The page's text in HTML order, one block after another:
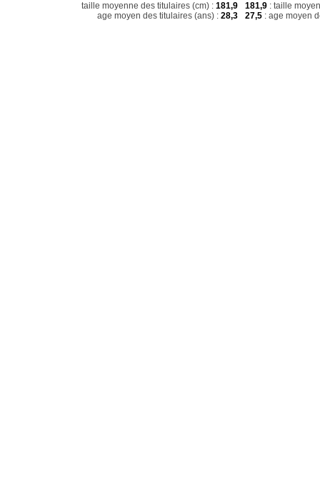
taille moyenne des titulaires (cm) : 181,9
age moyen des titulaires (ans) : 28,3
181,9 : taille
27,5 : age moyen